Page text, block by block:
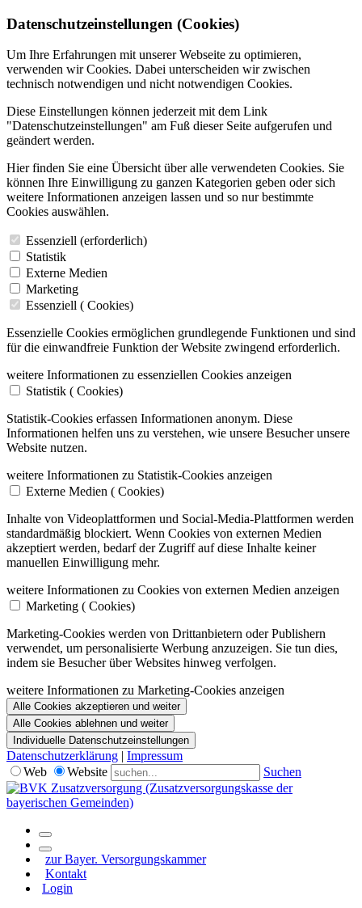
Datenschutzeinstellungen (Cookies)
Um Ihre Erfahrungen mit unserer Webseite zu optimieren,
verwenden wir Cookies. Dabei unterscheiden wir zwischen
technisch notwendigen und nicht notwendigen Cookies.
Diese Einstellungen können jederzeit mit dem Link
"Datenschutzeinstellungen" am Fuß dieser Seite aufgerufen und
geändert werden.
Hier finden Sie eine Übersicht über alle verwendeten Cookies. Sie
können Ihre Einwilligung zu ganzen Kategorien geben oder sich
weitere Informationen anzeigen lassen und so nur bestimmte
Cookies auswählen.
Essenziell (erforderlich)
Statistik
Externe Medien
Marketing
Essenziell ( Cookies)
Essenzielle Cookies ermöglichen grundlegende Funktionen und sind
für die einwandfreie Funktion der Website zwingend erforderlich.
weitere Informationen zu essenziellen Cookies anzeigen
Statistik ( Cookies)
Statistik-Cookies erfassen Informationen anonym. Diese
Informationen helfen uns zu verstehen, wie unsere Besucher unsere
Website nutzen.
weitere Informationen zu Statistik-Cookies anzeigen
Externe Medien ( Cookies)
Inhalte von Videoplattformen und Social-Media-Plattformen werden
standardmäßig blockiert. Wenn Cookies von externen Medien
akzeptiert werden, bedarf der Zugriff auf diese Inhalte keiner
manuellen Einwilligung mehr.
weitere Informationen zu Cookies von externen Medien anzeigen
Marketing ( Cookies)
Marketing-Cookies werden von Drittanbietern oder Publishern
verwendet, um personalisierte Werbung anzuzeigen. Sie tun dies,
indem sie Besucher über Websites hinweg verfolgen.
weitere Informationen zu Marketing-Cookies anzeigen
Alle Cookies akzeptieren und weiter
Alle Cookies ablehnen und weiter
Individuelle Datenschutzeinstellungen
Datenschutzerklärung | Impressum
Web
Website Suchen
zur Bayer. Versorgungskammer
Kontakt
Login